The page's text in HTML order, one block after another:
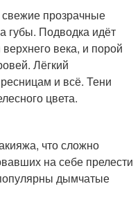
прозрачные
губы. Подводка идёт
века, и порой
Лёгкий
и всё. Тени
цвета.
что сложно
на себе прелести
дымчатые